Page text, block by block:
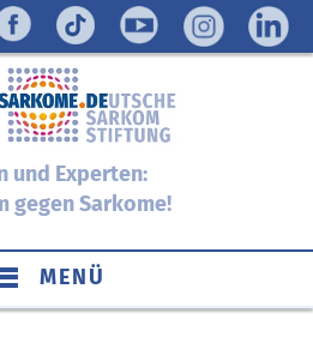
und Experten:
gegen Sarkome!
MENÜ